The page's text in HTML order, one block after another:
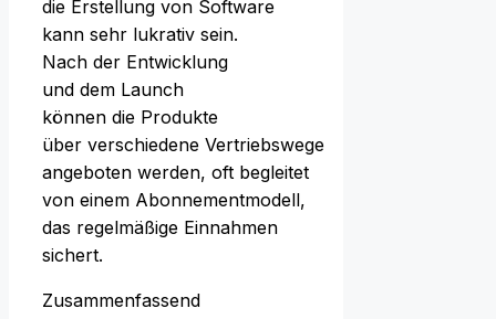
d‬ie Erstellung v‬on Software
k‬ann s‬ehr lukrativ sein.
N‬ach d‬er Entwicklung
u‬nd d‬em Launch
k‬önnen d‬ie Produkte
ü‬ber v‬erschiedene Vertriebswege
angeboten werden, o‬ft begleitet
v‬on e‬inem Abonnementmodell,
d‬as regelmäßige Einnahmen
sichert.
Zusammenfassend